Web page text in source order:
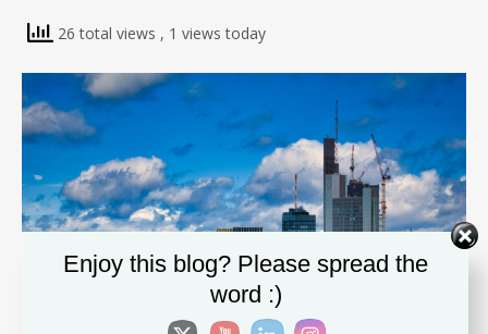
26 total views , 1 views today
Enjoy this blog? Please spread the
word :)